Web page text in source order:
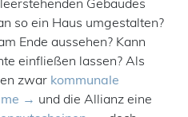
Gebäudes
so ein Haus umgestalten?
Ende aussehen? Kann
einfließen lassen? Als
zwar kommunale
und die Allianz eine